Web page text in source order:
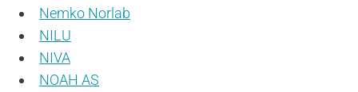
Nemko Norlab
NILU
NIVA
NOAH AS